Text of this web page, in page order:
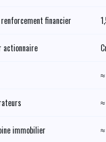
financier
actionnaire
immobilier